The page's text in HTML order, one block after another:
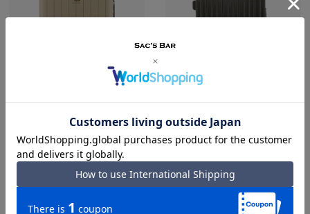
MLB エムエルビー
スーツケース
22%OFF
¥24,200
¥18,700
TOM'S トムス
スーツケース
¥22,000